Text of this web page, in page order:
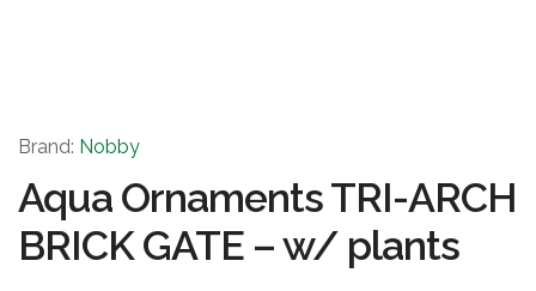
Brand: Nobby
Aqua Ornaments TRI-ARCH
BRICK GATE – w/ plants